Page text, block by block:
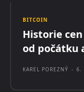
BITCOIN
Historie
od počátku
KAREL POREZNÝ - 6.